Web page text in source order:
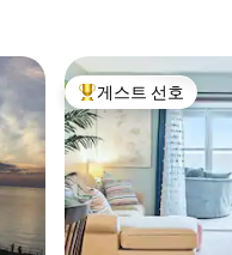
상위 게스트 선호
게스트 선호